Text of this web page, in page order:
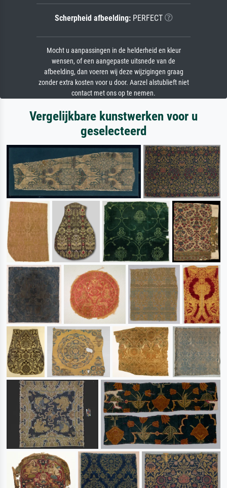
Scherpheid afbeelding:PERFECT
Mocht u aanpassingen in de helderheid en kleur
wensen, of een aangepaste uitsnede van de
afbeelding, dan voeren wij deze wijzigingen graag
zonder extra kosten voor u door. Aarzel alstublieft niet
contact met ons op te nemen.
Vergelijkbare kunstwerken voor u
geselecteerd